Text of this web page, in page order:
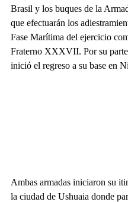
Brasil y los buques de la
que efectuarán los
Fase Marítima del ejercicio
Fraterno XXXVII. Por su
inició el regreso a su base en
Ambas armadas iniciaron su
la ciudad de Ushuaia donde